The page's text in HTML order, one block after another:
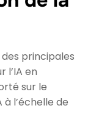
des principales
l’IA en
sur le
l’échelle de